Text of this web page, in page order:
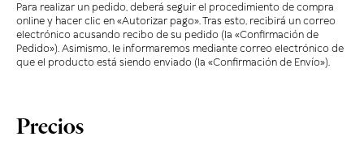
Para realizar un pedido, deberá seguir el procedimiento de compra
online y hacer clic en «Autorizar pago». Tras esto, recibirá un correo
electrónico acusando recibo de su pedido (la «Confirmación de
Pedido»). Asimismo, le informaremos mediante correo electrónico de
que el producto está siendo enviado (la «Confirmación de Envío»).
Precios